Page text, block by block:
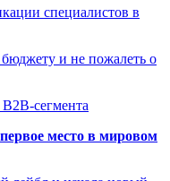
специалистов в
и не пожалеть о
сегмента
место в мировом